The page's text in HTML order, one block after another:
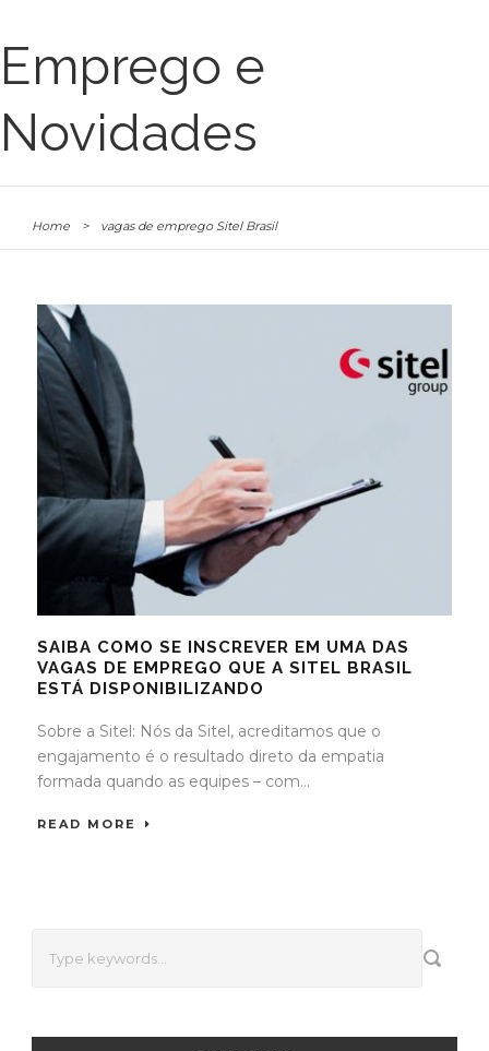
Emprego e
Novidades
Home > vagas de emprego Sitel Brasil
SAIBA COMO SE INSCREVER EM UMA DAS
VAGAS DE EMPREGO QUE A SITEL BRASIL
ESTÁ DISPONIBILIZANDO
Sobre a Sitel: Nós da Sitel, acreditamos que o
engajamento é o resultado direto da empatia
formada quando as equipes – com...
READ MORE